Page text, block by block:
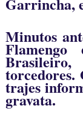
Minutos
Flamengo
torcedores.
trajes
gravata.